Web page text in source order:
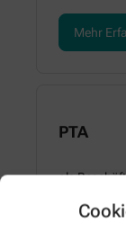
Mehr
PTA
als
in Vollzeit